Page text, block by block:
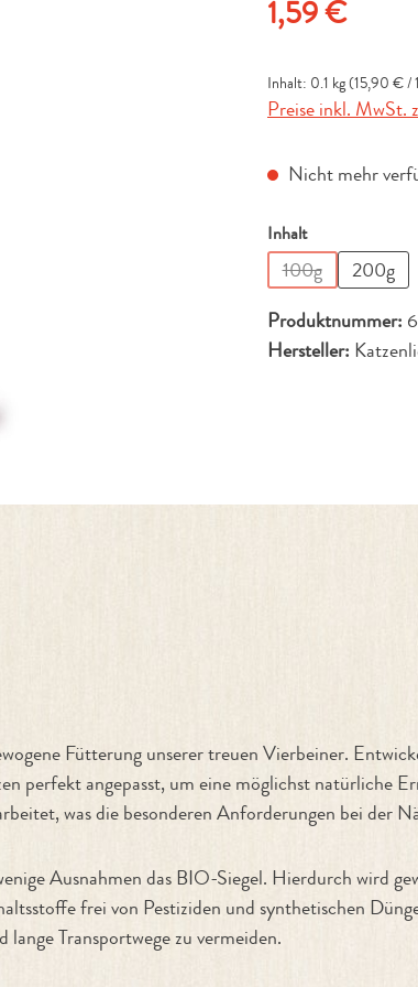
1,59 €
Inhalt: 0.1 kg(15,90 € /
Preise inkl. MwSt.
Nicht mehr
Inhaltauswählen
100g(Diese Option
200g
Produktnummer:
Hersteller:
Fütterung unserer treuen Vierbeiner.
perfekt angepasst, um eine möglichst natürliche
was die besonderen Anforderungen bei der
Ausnahmen das BIO-Siegel. Hierdurch wird
frei von Pestiziden und synthetischen
Transportwege zu vermeiden.